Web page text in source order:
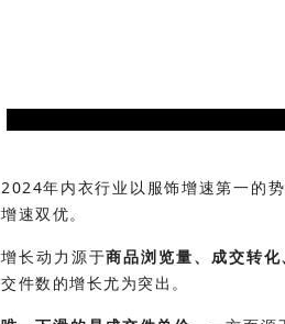
2024年内衣行业以服饰增速第一的
增速双优。
增长动力源于商品浏览量、成交转
交件数的增长尤为突出。